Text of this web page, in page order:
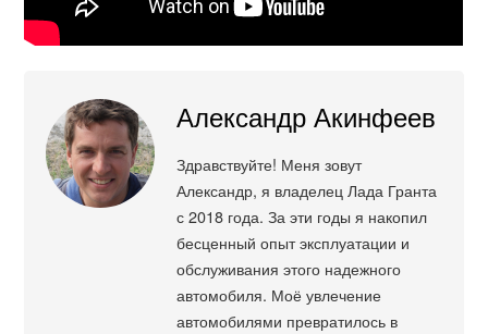
Александр Акинфеев
Здравствуйте! Меня зовут
Александр, я владелец Лада Гранта
с 2018 года. За эти годы я накопил
бесценный опыт эксплуатации и
обслуживания этого надежного
автомобиля. Моё увлечение
автомобилями превратилось в